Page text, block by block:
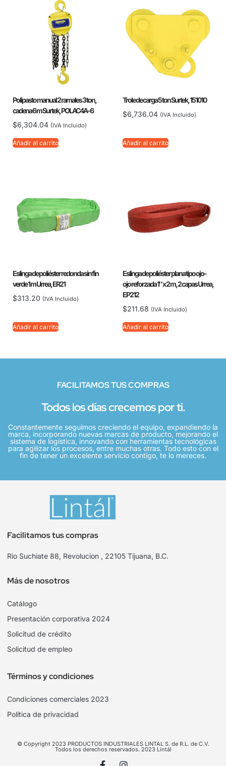
Polipasto manual 2 ramales 3 ton,
cadena 6 m Surtek, POLAC4A-6
$6,304.04 (IVA Incluido)
Añadir al carrito
Trole de carga 5 ton Surtek, 151010
$6,736.04 (IVA Incluido)
Añadir al carrito
Eslinga de poliéster redonda sin fin
verde 1 m Urrea, ER21
$313.20 (IVA Incluido)
Añadir al carrito
Eslinga de poliéster plana tipo ojo-
ojo reforzada 1″ x 2 m, 2 capas Urrea,
EP212
$211.68 (IVA Incluido)
Añadir al carrito
FACILITAMOS TUS COMPRAS
Todos los días crecemos por ti.
Constantemente seguimos creciendo el equipo, expandiendo la
marca, incorporando nuevas marcas de producto, mejorando el
sistema de logística, innovando con herramientas tecnológicas
para agilizar los procesos, entre muchas otras. Todo esto con el
fin de tener un excelente servicio contigo, te lo mereces.
Facilitamos tus compras
Rio Suchiate 88, Revolucion , 22105 Tijuana, B.C.
Más de nosotros
Catálogo
Presentación corporativa 2024
Solicitud de crédito
Solicitud de empleo
Términos y condiciones
Condiciones comerciales 2023
Política de privacidad
© Copyright 2023 PRODUCTOS INDUSTRIALES LINTAL S. de R.L. de C.V.
Todos los derechos reservados. 2023 Lintál